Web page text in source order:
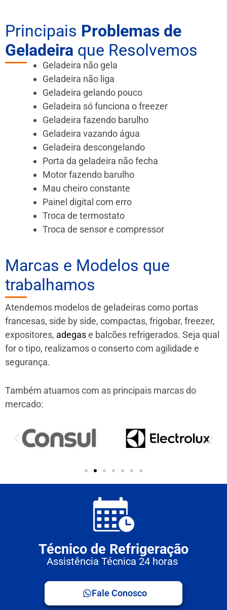
Principais Problemas de
Geladeira que Resolvemos
Geladeira não gela
Geladeira não liga
Geladeira gelando pouco
Geladeira só funciona o freezer
Geladeira fazendo barulho
Geladeira vazando água
Geladeira descongelando
Porta da geladeira não fecha
Motor fazendo barulho
Mau cheiro constante
Painel digital com erro
Troca de termostato
Troca de sensor e compressor
Marcas e Modelos que
trabalhamos
Atendemos modelos de geladeiras como portas
francesas, side by side, compactas, frigobar, freezer,
expositores, adegase balcões refrigerados. Seja qual
for o tipo, realizamos o conserto com agilidade e
segurança.
Também atuamos com as principais marcas do
mercado:
Técnico de Refrigeração
Assistência Técnica 24 horas
Fale Conosco